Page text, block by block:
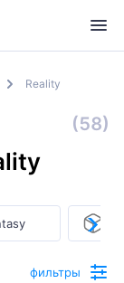
Reality
(58)
фильтры